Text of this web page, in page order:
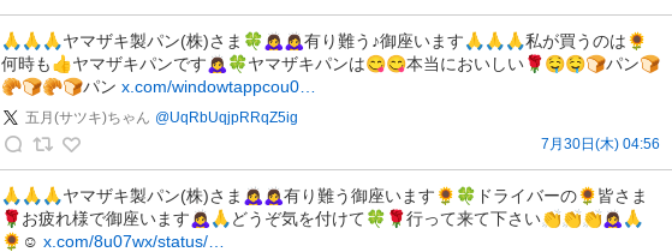
🙏🙏🙏ヤマザキ製パン(株)さま🍀🙇‍♀️🙇‍♀️有り難う♪御座います🙏🙏🙏私が買うのは🌻
何時も👍ヤマザキパンです🙇‍♀️🍀ヤマザキパンは😋😋本当においしい🌹🤤🤤🍞パン🍞
🥐🍞🥐🍞パン x.com/windowtappcou0…
五月(サツキ)ちゃん @UqRbUqjpRRqZ5ig
7月30日(木) 04:56
🙏🙏🙏ヤマザキ製パン(株)さま🙇‍♀️🙇‍♀️有り難う御座います🌻🍀ドライバーの🌻皆さま
🌹お疲れ様で御座います🙇‍♀️🙏どうぞ気を付けて🍀🌹行って来て下さい👏👏👏🙇‍♀️🙏
🌻☺️ x.com/8u07wx/status/…